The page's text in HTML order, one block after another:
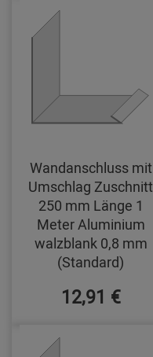
Wandanschluss mit
Umschlag Zuschnitt
250 mm Länge 1
Meter Aluminium
walzblank 0,8 mm
(Standard)
12,91 €